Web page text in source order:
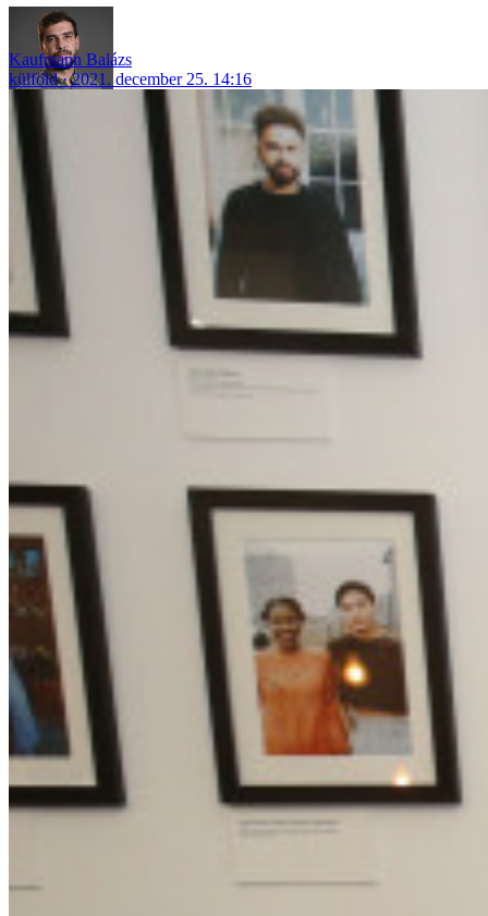
Kaufmann Balázs
külföld
2021. december 25. 14:16